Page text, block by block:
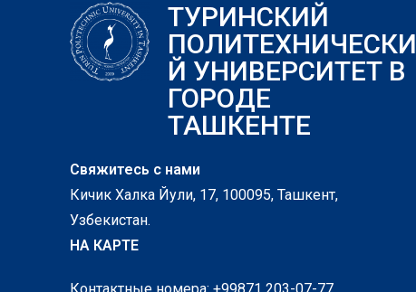
ТУРИНСКИЙ
ПОЛИТЕХНИЧЕСКИ
Й УНИВЕРСИТЕТ В
ГОРОДЕ
ТАШКЕНТЕ
Свяжитесь с нами
Кичик Халка Йули, 17, 100095, Ташкент,
Узбекистан.
НА КАРТЕ